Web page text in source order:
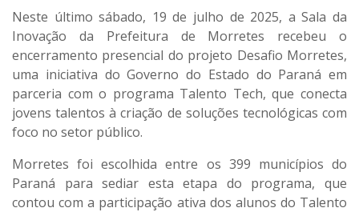
Neste último sábado, 19 de julho de 2025, a Sala da
Inovação da Prefeitura de Morretes recebeu o
encerramento presencial do projeto Desafio Morretes,
uma iniciativa do Governo do Estado do Paraná em
parceria com o programa Talento Tech, que conecta
jovens talentos à criação de soluções tecnológicas com
foco no setor público.
Morretes foi escolhida entre os 399 municípios do
Paraná para sediar esta etapa do programa, que
contou com a participação ativa dos alunos do Talento